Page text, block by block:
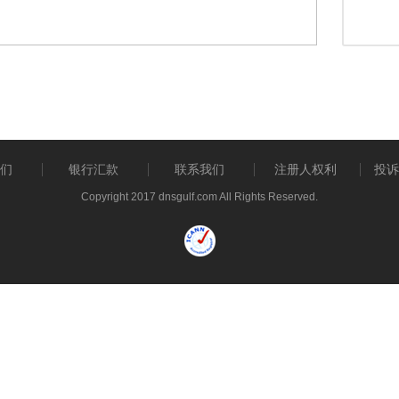
银行汇款 联系我们 注册人权利 投
Copyright 2017 dnsgulf.com All Rights Reserved.